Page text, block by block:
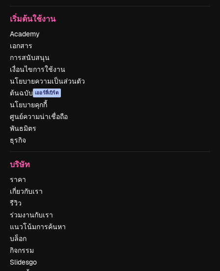
เริ่มต้นใช้งาน
Academy
เอกสาร
การสนับสนุน
เงื่อนไขการใช้งาน
นโยบายความเป็นส่วนตัว
ต้นฉบับ เออร์ลี่เบิร์ด
นโยบายคุกกี้
ศูนย์ความน่าเชื่อถือ
พันธมิตร
ธุรกิจ
บริษัท
ราคา
เกี่ยวกับเรา
รีวิว
ร่วมงานกับเรา
แนวโน้มการค้นหา
บล็อก
กิจกรรม
Slidesgo